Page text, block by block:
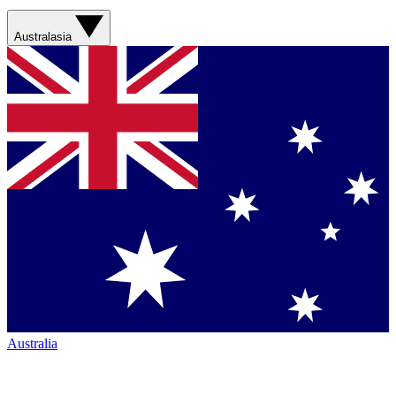
Australasia
Australia